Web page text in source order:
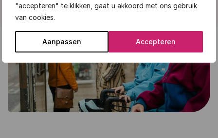
"accepteren" te klikken, gaat u akkoord met ons gebruik
van cookies.
Aanpassen Accepteren